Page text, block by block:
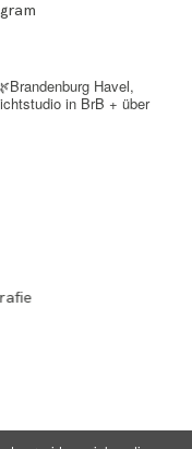
Havel,
in BrB + über